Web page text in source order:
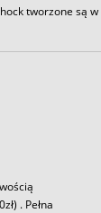
tworzone są
. Pełna